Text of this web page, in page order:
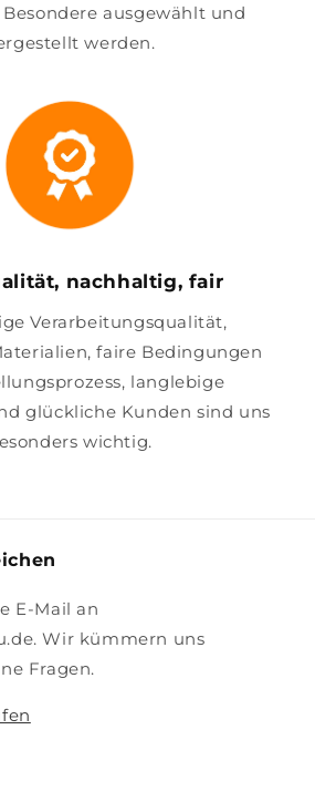
ausgewählt und
werden.
nachhaltig, fair
Verarbeitungsqualität,
faire Bedingungen
langlebige
glückliche Kunden sind uns
wichtig.
E-Mail an
Wir kümmern uns
Fragen.